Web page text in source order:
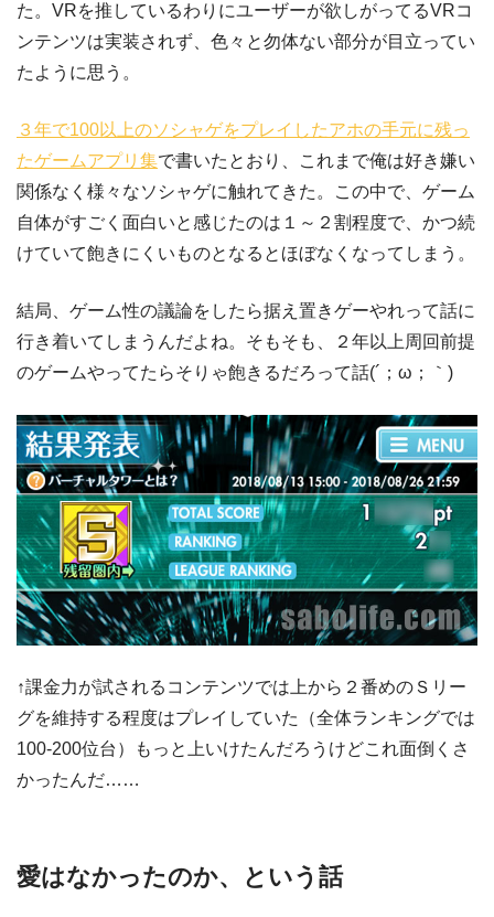
た。VRを推しているわりにユーザーが欲しがってるVRコ
ンテンツは実装されず、色々と勿体ない部分が目立ってい
たように思う。
３年で100以上のソシャゲをプレイしたアホの手元に残っ
たゲームアプリ集で書いたとおり、これまで俺は好き嫌い
関係なく様々なソシャゲに触れてきた。この中で、ゲーム
自体がすごく面白いと感じたのは１～２割程度で、かつ続
けていて飽きにくいものとなるとほぼなくなってしまう。
結局、ゲーム性の議論をしたら据え置きゲーやれって話に
行き着いてしまうんだよね。そもそも、２年以上周回前提
のゲームやってたらそりゃ飽きるだろって話(´；ω；｀)
↑課金力が試されるコンテンツでは上から２番めのＳリー
グを維持する程度はプレイしていた（全体ランキングでは
100-200位台）もっと上いけたんだろうけどこれ面倒くさ
かったんだ……
愛はなかったのか、という話